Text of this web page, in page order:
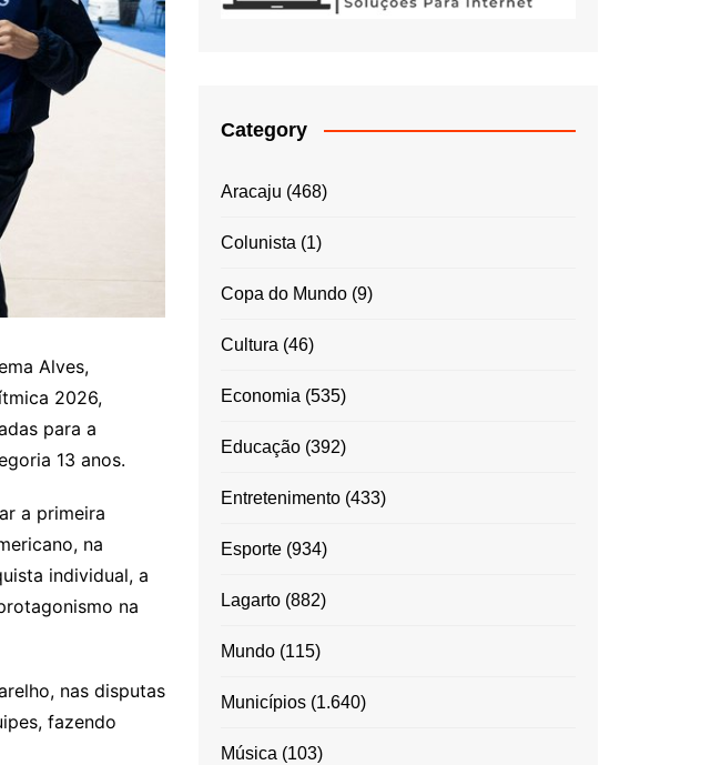
Alves,
2026,
para a
13 anos.
a primeira
na
individual, a
na
nas disputas
fazendo
Category
Aracaju (468)
Colunista (1)
Copa do Mundo (9)
Cultura (46)
Economia (535)
Educação (392)
Entretenimento (433)
Esporte (934)
Lagarto (882)
Mundo (115)
Municípios (1.640)
Música (103)